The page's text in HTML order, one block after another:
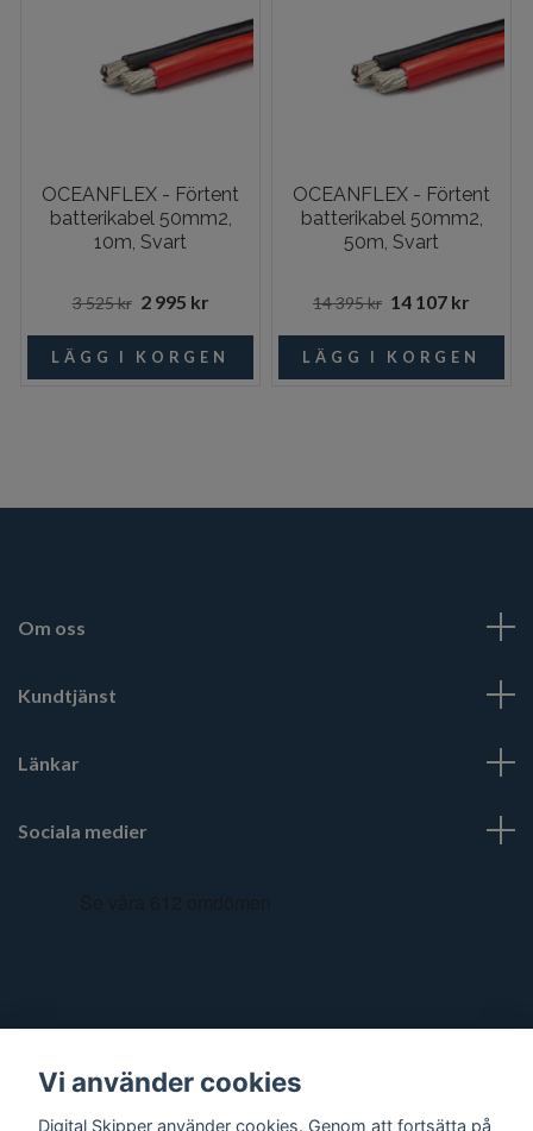
OCEANFLEX - Förtent
batterikabel 50mm2,
10m, Svart
3 525 kr 2 995 kr
OCEANFLEX - Förtent
batterikabel 50mm2,
50m, Svart
14 395 kr 14 107 kr
Om oss
Kundtjänst
Länkar
Sociala medier
Vi använder cookies
Digital Skipper använder cookies. Genom att fortsätta på